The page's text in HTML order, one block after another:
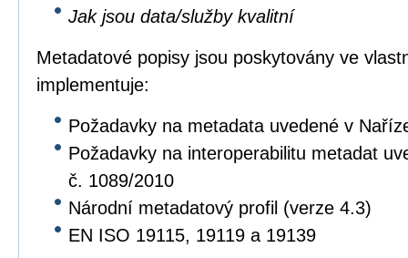
Jak jsou data/služby kvalitní
Metadatové popisy jsou poskytovány ve
implementuje:
Požadavky na metadata uvedené v
Požadavky na interoperabilitu metadat
č. 1089/2010
Národní metadatový profil (verze 4.3)
EN ISO 19115, 19119 a 19139